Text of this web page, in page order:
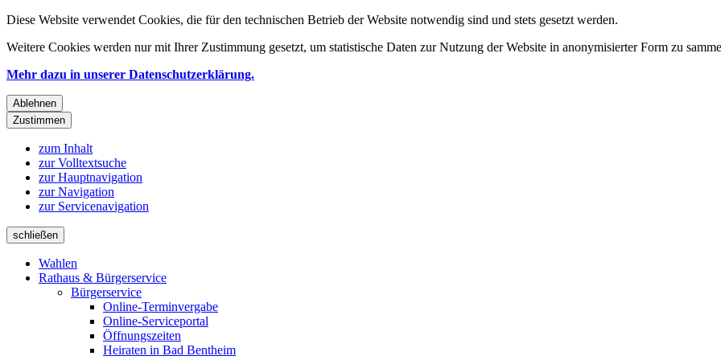
Diese Website verwendet Cookies, die für den technischen Betrieb der Website notwendig sind und stets gesetzt werden.
Weitere Cookies werden nur mit Ihrer Zustimmung gesetzt, um statistische Daten zur Nutzung der Website in anonymisierter Form zu
Mehr dazu in unserer Datenschutzerklärung.
Ablehnen
Zustimmen
zum Inhalt
zur Volltextsuche
zur Hauptnavigation
zur Navigation
zur Servicenavigation
schließen
Wahlen
Rathaus & Bürgerservice
Bürgerservice
Online-Terminvergabe
Online-Serviceportal
Öffnungszeiten
Heiraten in Bad Bentheim